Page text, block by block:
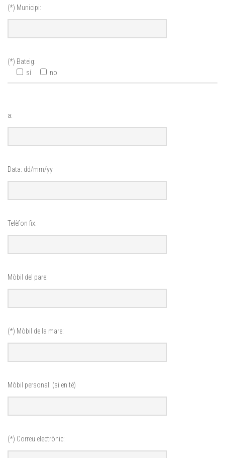
(*) Municipi:
(*) Bateig:
sí
no
a:
Data: dd/mm/yy
Telèfon fix:
Mòbil del pare:
(*) Mòbil de la mare:
Mòbil personal: (si en té)
(*) Correu electrònic: